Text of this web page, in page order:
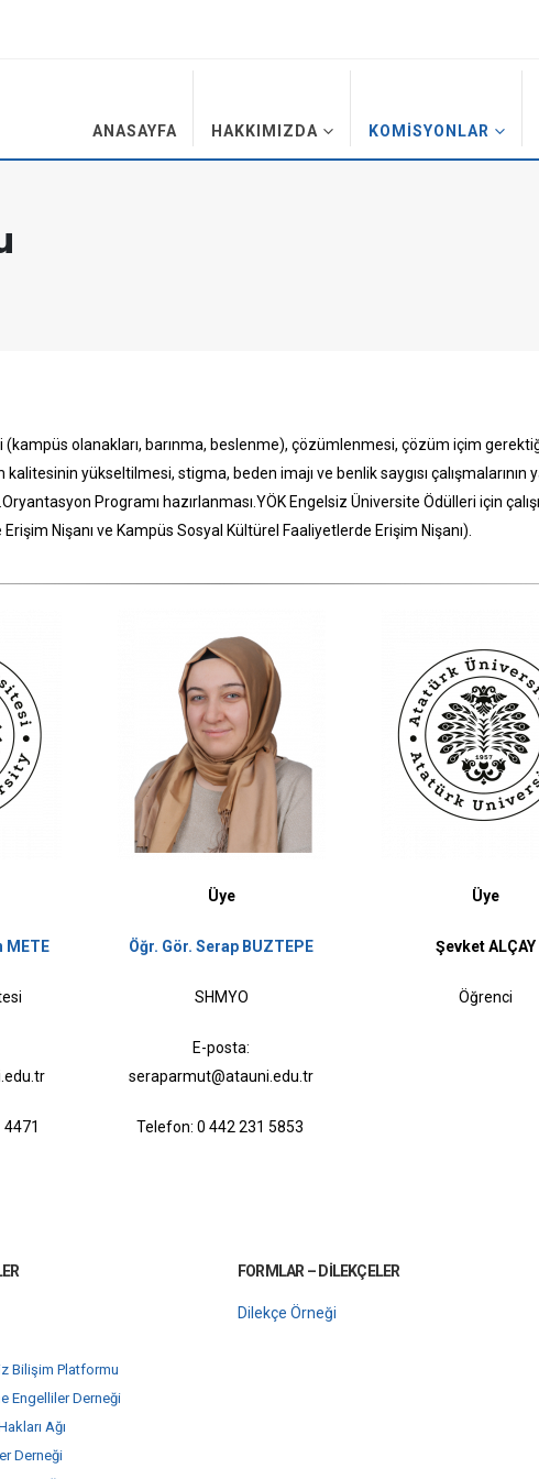
ANASAYFA HAKKIMIZDA KOMISYONLAR
olanakları, barınma, beslenme), çözümlenmesi, çözüm içim
yükseltilmesi, stigma, beden imajı ve benlik saygısı çalışmalarının
Programı hazırlanması.YÖK Engelsiz Üniversite Ödülleri için
Nişanı ve Kampüs Sosyal Kültürel Faaliyetlerde Erişim Nişanı).
METE
Üye
Öğr. Gör. Serap BUZTEPE
SHMYO
E-posta:
seraparmut@atauni.edu.tr
Telefon: 0 442 231 5853
Üye
Şevket ALÇAY
Öğrenci
Bilişim Platformu
Engelliler Derneği
Ağı
Derneği
FORMLAR – DILEKÇELER
Dilekçe Örneği